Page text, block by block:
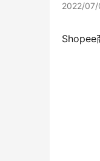
2022/
Shopee